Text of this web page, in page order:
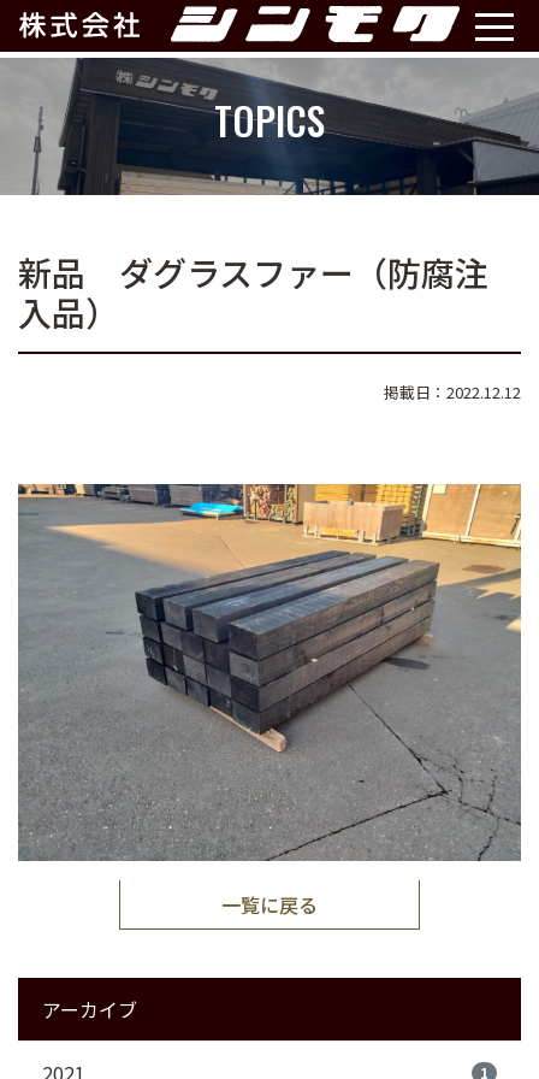
TOPICS
新品 ダグラスファー（防腐注
入品）
掲載日：2022.12.12
一覧に戻る
アーカイブ
1